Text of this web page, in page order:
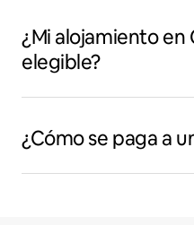
¿Mi alojamiento en
elegible?
¿Cómo se paga a